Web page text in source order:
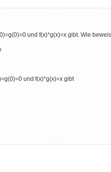
und f(x)*g(x)=x gibt. Wie
und f(x)*g(x)=x gibt